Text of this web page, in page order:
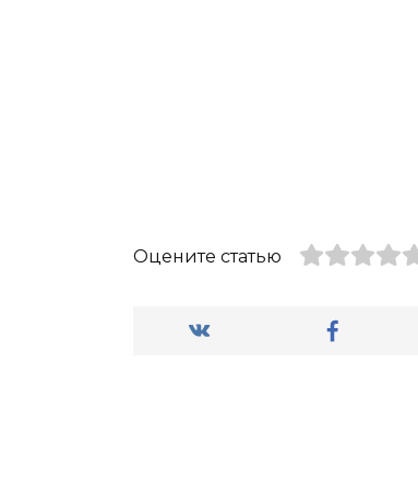
Оцените статью